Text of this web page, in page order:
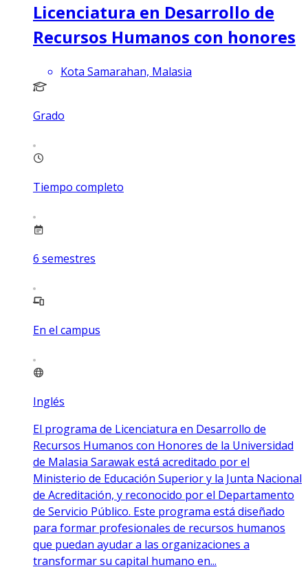
Licenciatura en Desarrollo de
Recursos Humanos con honores
Kota Samarahan, Malasia
Grado
Tiempo completo
6 semestres
En el campus
Inglés
El programa de Licenciatura en Desarrollo de
Recursos Humanos con Honores de la Universidad
de Malasia Sarawak está acreditado por el
Ministerio de Educación Superior y la Junta Nacional
de Acreditación, y reconocido por el Departamento
de Servicio Público. Este programa está diseñado
para formar profesionales de recursos humanos
que puedan ayudar a las organizaciones a
transformar su capital humano en...